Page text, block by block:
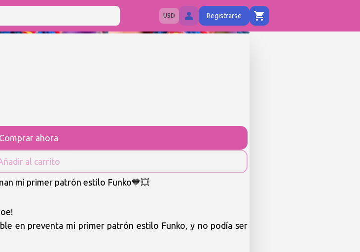
USD Registrarse
Comprar ahora
al carrito
mi primer patrón estilo Funko💙💥
en preventa mi primer patrón estilo Funko, y no podía ser